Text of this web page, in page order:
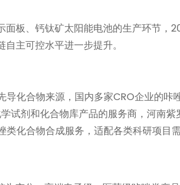
面板、钙钛矿太阳能电池的生产环节，
主可控水平进一步提升。
化合物来源，国内多家CRO企业的咔
试剂和化合物库产品的服务商，河南紫
化合物合成服务，适配各类科研项目需